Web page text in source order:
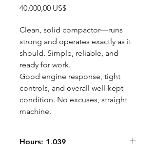
40.000,00 US$Precio
Clean, solid compactor—runs
strong and operates exactly as it
should. Simple, reliable, and
ready for work.
Good engine response, tight
controls, and overall well-kept
condition. No excuses, straight
machine.
Hours: 1,039